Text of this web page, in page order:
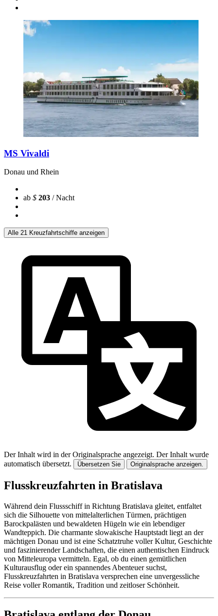
MS Vivaldi
Donau und Rhein
ab $ 203 / Nacht
Alle 21 Kreuzfahrtschiffe anzeigen
Der Inhalt wird in der Originalsprache angezeigt. Der Inhalt wurde
automatisch übersetzt.
Übersetzen Sie Originalsprache anzeigen.
Flusskreuzfahrten in Bratislava
Während dein Flussschiff in Richtung Bratislava gleitet, entfaltet
sich die Silhouette von mittelalterlichen Türmen, prächtigen
Barockpalästen und bewaldeten Hügeln wie ein lebendiger
Wandteppich. Die charmante slowakische Hauptstadt liegt an der
mächtigen Donau und ist eine Schatztruhe voller Kultur, Geschichte
und faszinierender Landschaften, die einen authentischen Eindruck
von Mitteleuropa vermitteln. Egal, ob du einen gemütlichen
Kulturausflug oder ein spannendes Abenteuer suchst,
Flusskreuzfahrten in Bratislava versprechen eine unvergessliche
Reise voller Romantik, Tradition und zeitloser Schönheit.